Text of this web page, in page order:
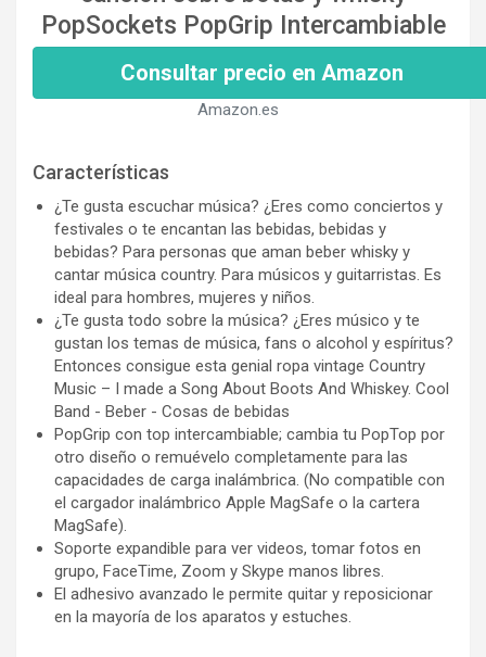
PopSockets PopGrip Intercambiable
Consultar precio en Amazon
Amazon.es
Características
¿Te gusta escuchar música? ¿Eres como conciertos y
festivales o te encantan las bebidas, bebidas y
bebidas? Para personas que aman beber whisky y
cantar música country. Para músicos y guitarristas. Es
ideal para hombres, mujeres y niños.
¿Te gusta todo sobre la música? ¿Eres músico y te
gustan los temas de música, fans o alcohol y espíritus?
Entonces consigue esta genial ropa vintage Country
Music – I made a Song About Boots And Whiskey. Cool
Band - Beber - Cosas de bebidas
PopGrip con top intercambiable; cambia tu PopTop por
otro diseño o remuévelo completamente para las
capacidades de carga inalámbrica. (No compatible con
el cargador inalámbrico Apple MagSafe o la cartera
MagSafe).
Soporte expandible para ver videos, tomar fotos en
grupo, FaceTime, Zoom y Skype manos libres.
El adhesivo avanzado le permite quitar y reposicionar
en la mayoría de los aparatos y estuches.